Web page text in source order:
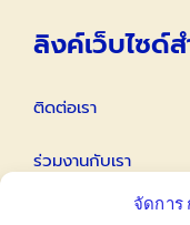
จัดการ
ลิงค์เว็บไซด์
ติดต่อเรา
ร่วมงานกับเรา
ติดต่อนักลงทุนสัมพัน